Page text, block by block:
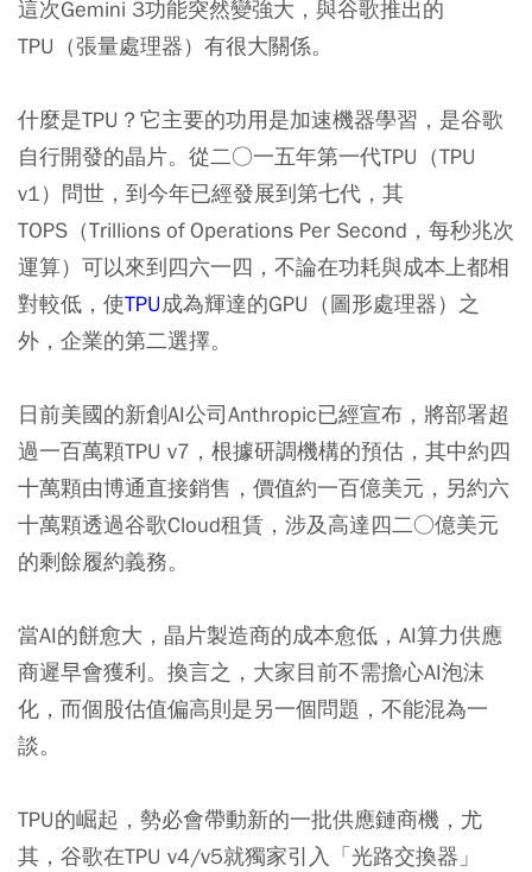
這次Gemini 3功能突然變強大，與谷歌推出的
TPU（張量處理器）有很大關係。
什麼是TPU？它主要的功用是加速機器學習，是谷歌
自行開發的晶片。從二○一五年第一代TPU（TPU
v1）問世，到今年已經發展到第七代，其
TOPS（Trillions of Operations Per Second，每秒兆次
運算）可以來到四六一四，不論在功耗與成本上都相
對較低，使TPU成為輝達的GPU（圖形處理器）之
外，企業的第二選擇。
日前美國的新創AI公司Anthropic已經宣布，將部署超
過一百萬顆TPU v7，根據研調機構的預估，其中約四
十萬顆由博通直接銷售，價值約一百億美元，另約六
十萬顆透過谷歌Cloud租賃，涉及高達四二○億美元
的剩餘履約義務。
當AI的餅愈大，晶片製造商的成本愈低，AI算力供應
商遲早會獲利。換言之，大家目前不需擔心AI泡沫
化，而個股估值偏高則是另一個問題，不能混為一
談。
TPU的崛起，勢必會帶動新的一批供應鏈商機，尤
其，谷歌在TPU v4/v5就獨家引入「光路交換器」